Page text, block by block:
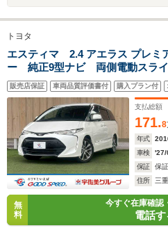
トヨタ
エスティマ 2.4 アエラス プレ
ー 純正9型ナビ 両側電動スラ
線逸脱 オートマチックハイビ
ト クルーズコントロール ス
ETC スマートキー プッシュス
販売店保証 車両品質評価書付 購入プラン付
支払総額
171.8
年式
車検
'27/
保証
保
住所
三
無
料
今すぐ在庫確認
電話す